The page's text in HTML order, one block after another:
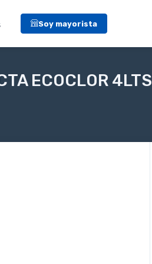
Soy mayorista
ECOCLOR 4LTS